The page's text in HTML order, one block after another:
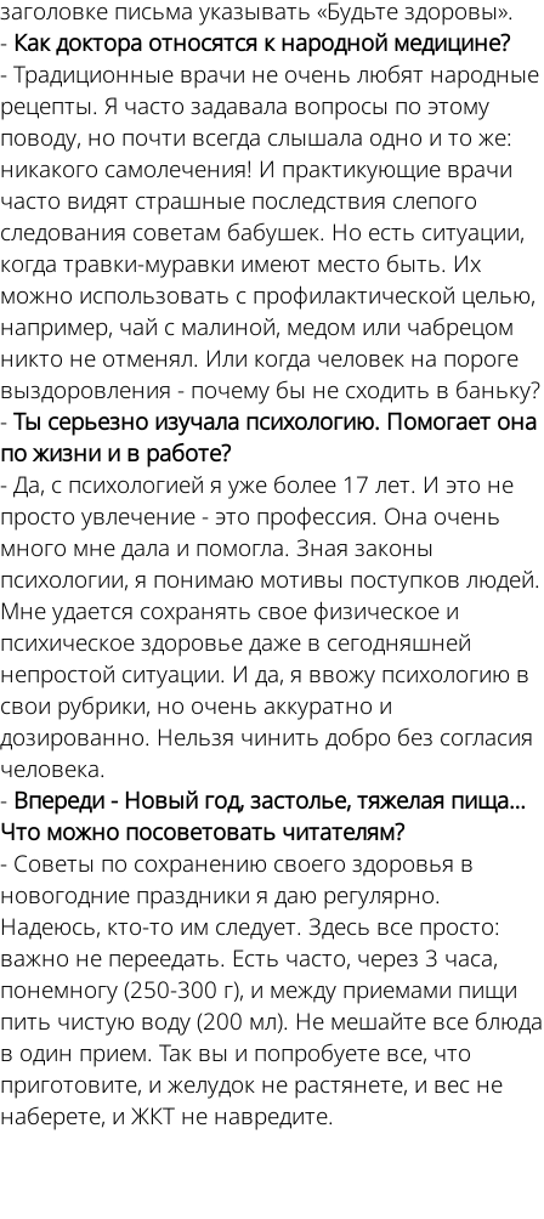
заголовке письма указывать «Будьте здоровы».
- Как доктора относятся к народной медицине?
- Традиционные врачи не очень любят народные
рецепты. Я часто задавала вопросы по этому
поводу, но почти всегда слышала одно и то же:
никакого самолечения! И практикующие врачи
часто видят страшные последствия слепого
следования советам бабушек. Но есть ситуации,
когда травки-муравки имеют место быть. Их
можно использовать с профилактической целью,
например, чай с малиной, медом или чабрецом
никто не отменял. Или когда человек на пороге
выздоровления - почему бы не сходить в баньку?
-Ты серьезно изучала психологию. Помогает она
по жизни и в работе?
- Да, с психологией я уже более 17 лет. И это не
просто увлечение - это профессия. Она очень
много мне дала и помогла. Зная законы
психологии, я понимаю мотивы поступков людей.
Мне удается сохранять свое физическое и
психическое здоровье даже в сегодняшней
непростой ситуации. И да, я ввожу психологию в
свои рубрики, но очень аккуратно и
дозированно. Нельзя чинить добро без согласия
человека.
- Впереди - Новый год, застолье, тяжелая пища…
Что можно посоветовать читателям?
- Советы по сохранению своего здоровья в
новогодние праздники я даю регулярно.
Надеюсь, кто-то им следует. Здесь все просто:
важно не переедать. Есть часто, через 3 часа,
понемногу (250-300 г), и между приемами пищи
пить чистую воду (200 мл). Не мешайте все блюда
в один прием. Так вы и попробуете все, что
приготовите, и желудок не растянете, и вес не
наберете, и ЖКТ не навредите.